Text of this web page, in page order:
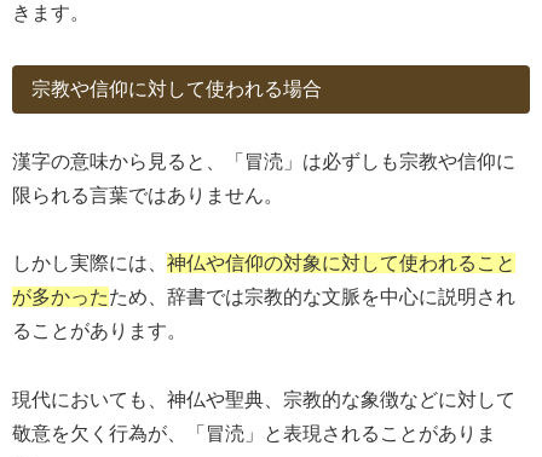
きます。
宗教や信仰に対して使われる場合
漢字の意味から見ると、「冒涜」は必ずしも宗教や信仰に
限られる言葉ではありません。
しかし実際には、 神仏や信仰の対象に対して使われること
が多かったため、辞書では宗教的な文脈を中心に説明され
ることがあります。
現代においても、神仏や聖典、宗教的な象徴などに対して
敬意を欠く行為が、「冒涜」と表現されることがありま